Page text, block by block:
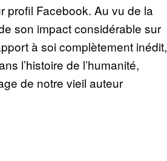
profil Facebook. Au vu de la
son impact considérable sur
à soi complètement inédit,
l’histoire de l’humanité,
de notre vieil auteur